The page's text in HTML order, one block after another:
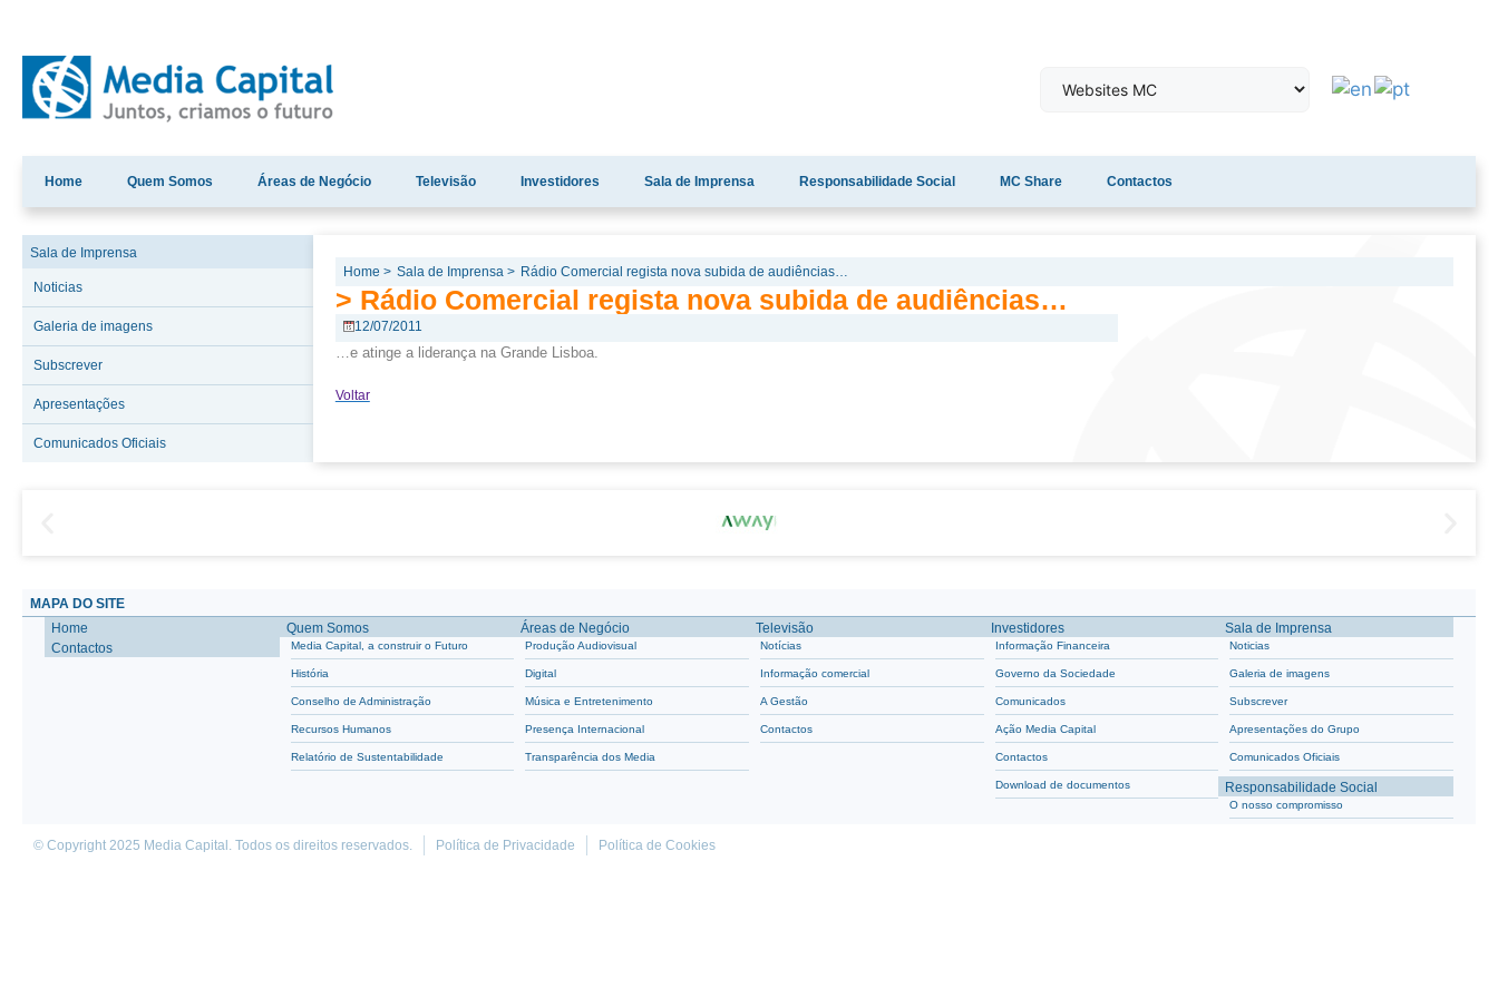
Home Quem Somos Áreas de Negócio Televisão Investidores Sala de Imprensa Responsabilidade Social MC Share Contactos
Sala de Imprensa
Noticias
Galeria de imagens
Subscrever
Apresentações
Comunicados Oficiais
Home > Sala de Imprensa > Rádio Comercial regista nova subida de audiências…
> Rádio Comercial regista nova subida de audiências…
12/07/2011
…e atinge a liderança na Grande Lisboa.
Voltar
MAPA DO SITE
Home
Contactos
Quem Somos
Media Capital, a construir o Futuro
História
Conselho de Administração
Recursos Humanos
Relatório de Sustentabilidade
Áreas de Negócio
Produção Audiovisual
Digital
Música e Entretenimento
Presença Internacional
Transparência dos Media
Televisão
Notícias
Informação comercial
A Gestão
Contactos
Investidores
Informação Financeira
Governo da Sociedade
Comunicados
Ação Media Capital
Contactos
Download de documentos
Sala de Imprensa
Noticias
Galeria de imagens
Subscrever
Apresentações do Grupo
Comunicados Oficiais
Responsabilidade Social
O nosso compromisso
© Copyright 2025 Media Capital. Todos os direitos reservados. Política de Privacidade Política de Cookies